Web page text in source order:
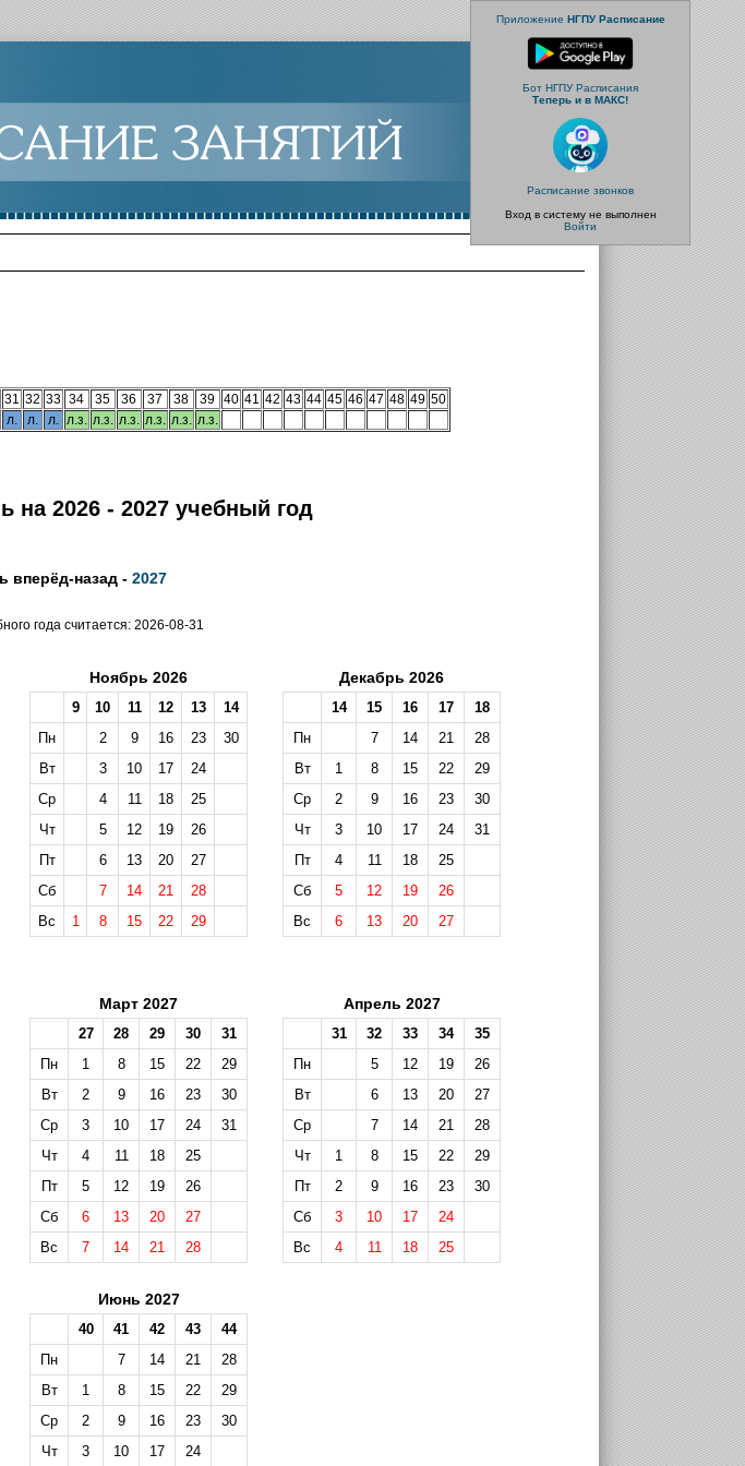
Приложение НГПУ Расписание
Бот НГПУ Расписания
Теперь и в МАКС!
Расписание звонков
Вход в систему не выполнен
Войти
31 32 33 34 35 36 37 38 39 40 41 42 43 44 45 46 47 48 49 50
л. л. л. л.з. л.з. л.з. л.з. л.з. л.з.
на 2026 - 2027 учебный год
вперёд-назад - 2027
года считается: 2026-08-31
Ноябрь 2026
9 10 11 12 13
14
Пн
2 9 16 23
30
Вт
3 10 17
24
Ср
4 11 18
25
Чт
5 12 19
26
Пт
6 13 20
27
Сб
7 14 21
28
Вс
1 8 15 22 29
Декабрь 2026
14 15 16 17
18
Пн
7 14 21
28
Вт
1 8 15 22
29
Ср
2 9 16 23
30
Чт
3 10 17 24
31
Пт
4 11 18
25
Сб
5 12 19
26
Вс
6 13 20 27
Март 2027
27 28 29 30
31
Пн
1 8 15 22
29
Вт
2 9 16 23
30
Ср
3 10 17 24
31
Чт
4 11 18
25
Пт
5 12 19
26
Сб
6 13 20
27
Вс
7 14 21 28
Апрель 2027
31 32 33 34
35
Пн
5 12 19
26
Вт
6 13 20
27
Ср
7 14 21
28
Чт
1 8 15 22
29
Пт
2 9 16 23
30
Сб
3 10 17
24
Вс
4 11 18 25
Июнь 2027
40 41 42 43
44
Пн
7 14 21
28
Вт
1 8 15 22
29
Ср
2 9 16 23
30
Чт
3 10 17 24